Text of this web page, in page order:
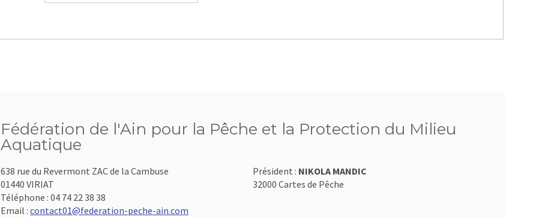
Fédération de l'Ain pour la Pêche et la Protection du Milieu
Aquatique
638 rue du Revermont ZAC de la Cambuse
01440 VIRIAT
Téléphone : 04 74 22 38 38
Email : contact01@federation-peche-ain.com
Président : NIKOLA MANDIC
32000 Cartes de Pêche